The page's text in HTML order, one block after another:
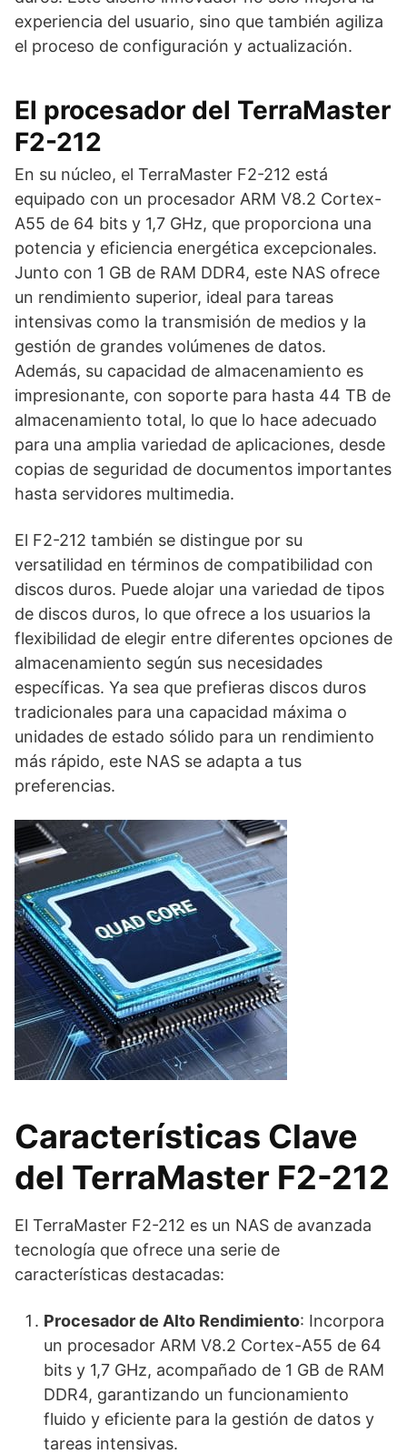
experiencia del usuario, sino que también agiliza
el proceso de configuración y actualización.
El procesador del TerraMaster
F2-212
En su núcleo, el TerraMaster F2-212 está
equipado con un procesador ARM V8.2 Cortex-
A55 de 64 bits y 1,7 GHz, que proporciona una
potencia y eficiencia energética excepcionales.
Junto con 1 GB de RAM DDR4, este NAS ofrece
un rendimiento superior, ideal para tareas
intensivas como la transmisión de medios y la
gestión de grandes volúmenes de datos.
Además, su capacidad de almacenamiento es
impresionante, con soporte para hasta 44 TB de
almacenamiento total, lo que lo hace adecuado
para una amplia variedad de aplicaciones, desde
copias de seguridad de documentos importantes
hasta servidores multimedia.
El F2-212 también se distingue por su
versatilidad en términos de compatibilidad con
discos duros. Puede alojar una variedad de tipos
de discos duros, lo que ofrece a los usuarios la
flexibilidad de elegir entre diferentes opciones de
almacenamiento según sus necesidades
específicas. Ya sea que prefieras discos duros
tradicionales para una capacidad máxima o
unidades de estado sólido para un rendimiento
más rápido, este NAS se adapta a tus
preferencias.
Características Clave
del TerraMaster F2-212
El TerraMaster F2-212 es un NAS de avanzada
tecnología que ofrece una serie de
características destacadas:
Procesador de Alto Rendimiento: Incorpora
un procesador ARM V8.2 Cortex-A55 de 64
bits y 1,7 GHz, acompañado de 1 GB de RAM
DDR4, garantizando un funcionamiento
fluido y eficiente para la gestión de datos y
tareas intensivas.